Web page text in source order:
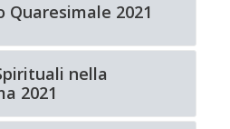
Quaresimale 2021
nella
2021